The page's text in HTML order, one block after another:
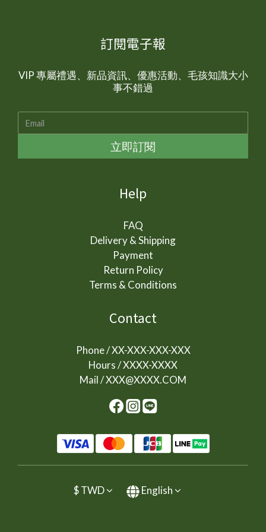
訂閱電子報
VIP 專屬禮遇、新品資訊、優惠活動、毛孩知識大小
事不錯過
立即訂閱
Help
FAQ
Delivery & Shipping
Payment
Return Policy
Terms & Conditions
Contact
Phone / XX-XXX-XXX-XXX
Hours / XXXX-XXXX
Mail / XXX@XXXX.COM
$ TWD English